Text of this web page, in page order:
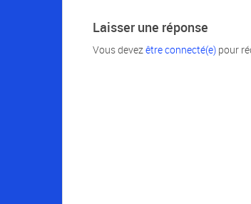
Laisser une réponse
Vous devezêtre connecté(e) pour